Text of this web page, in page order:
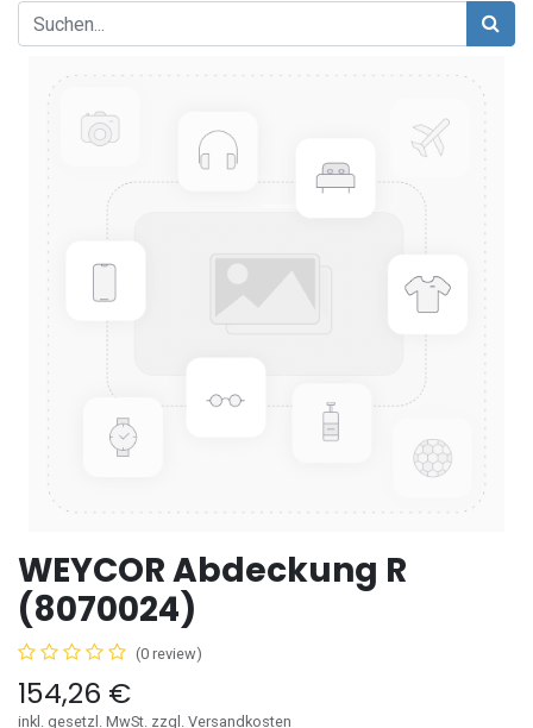
WEYCOR Abdeckung R
(8070024)
(0 review)
154,26 €
inkl. gesetzl. MwSt. zzgl. Versandkosten